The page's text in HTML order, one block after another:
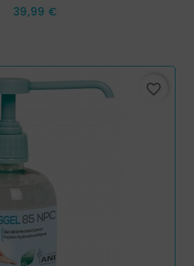
Prix
39,99 €
favorite_border